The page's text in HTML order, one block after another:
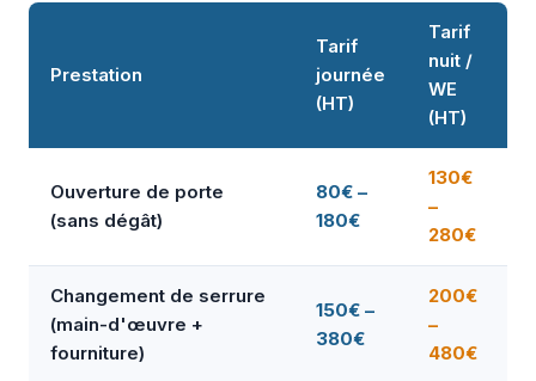
Prestation
Tarif
journée
(HT)
Tarif
nuit /
WE
(HT)
Ouverture de porte
(sans dégât)
80€ –
180€
130€
–
280€
Changement de serrure
(main-d'œuvre +
fourniture)
150€ –
380€
200€
–
480€